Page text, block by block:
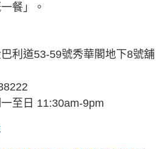
餐」。
利道53-59號秀華閣地下8號舖
至日 11:30am-9pm